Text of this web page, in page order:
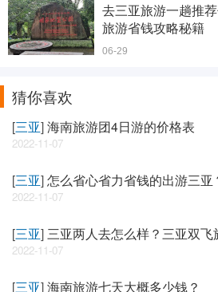
去三亚旅游一趟推
旅游省钱攻略秘籍
06-29
猜你喜欢
[三亚]海南旅游团4日游的价格表
2022-11-07
[三亚]怎么省心省力省钱的出游三亚
2022-11-07
[三亚] 三亚两人去怎么样？三亚双飞
2022-11-07
[三亚]海南旅游七天大概多少钱？